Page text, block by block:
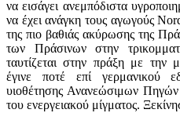
να εισάγει ανεμπόδιστα
να έχει ανάγκη τους αγωγούς
της πιο βαθιάς ακύρωσης της
των Πράσινων στην
ταυτίζεται στην πράξη με την
έγινε ποτέ επί γερμανικού
υιοθέτησης Ανανεώσιμων Πηγών
του ενεργειακού μίγματος.